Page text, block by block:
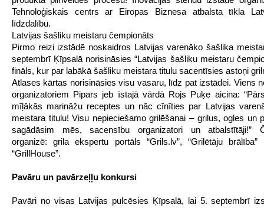
Tehnoloģiskais centrs ar Eiropas Biznesa atbalsta tīkla
līdzdalību.
Latvijas šašliku meistaru čempionāts
Pirmo reizi izstādē noskaidros Latvijas varenāko šašlika
septembrī Ķīpsalā norisināsies “Latvijas šašliku meistaru
fināls, kur par labākā šašliku meistara titulu sacentīsies astoņi
Atlases kārtas norisināsies visu vasaru, līdz pat izstādei. Viens
organizatoriem Pipars jeb īstajā vārdā Rojs Puķe aicina:
mīļākās marināžu receptes un nāc cīnīties par Latvijas
meistara titulu! Visu nepieciešamo grilēšanai – grilus, ogles un
sagādāsim mēs, sacensību organizatori un atbalstītāji!”
organizē: grila ekspertu portāls “Grils.lv”, “Grilētāju
“GrillHouse”.
Pavāru un pavārzeļļu konkursi
Pavāri no visas Latvijas pulcēsies Ķīpsalā, lai 5. septembrī